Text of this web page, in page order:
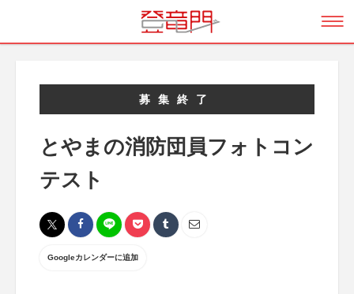
募集終了
とやまの消防団員フォトコン
テスト
Googleカレンダーに追加